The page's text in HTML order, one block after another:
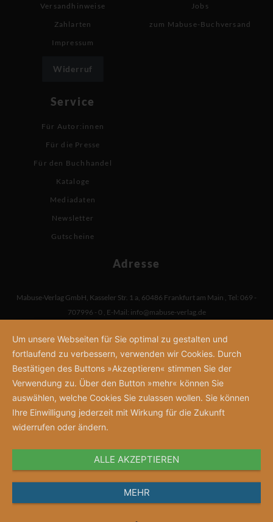
Versandhinweise
Zahlarten
Impressum
Widerruf
Jobs
zum Mabuse-Buchversand
Service
Für Autor:innen
Für die Presse
Für den Buchhandel
Kataloge
Mediadaten
Newsletter
Gutscheine
Adresse
Mabuse-Verlag GmbH Kasseler Str. 1 a 60486 Frankfurt am Main Tel: 069 -
707996 - 0 E-Mail: info@mabuse-verlag.de
Um unsere Webseiten für Sie optimal zu gestalten und
fortlaufend zu verbessern, verwenden wir Cookies. Durch
Bestätigen des Buttons »Akzeptieren« stimmen Sie der
Verwendung zu. Über den Button »mehr« können Sie
auswählen, welche Cookies Sie zulassen wollen. Sie können
Ihre Einwilligung jederzeit mit Wirkung für die Zukunft
widerrufen oder ändern.
ALLE AKZEPTIEREN
MEHR